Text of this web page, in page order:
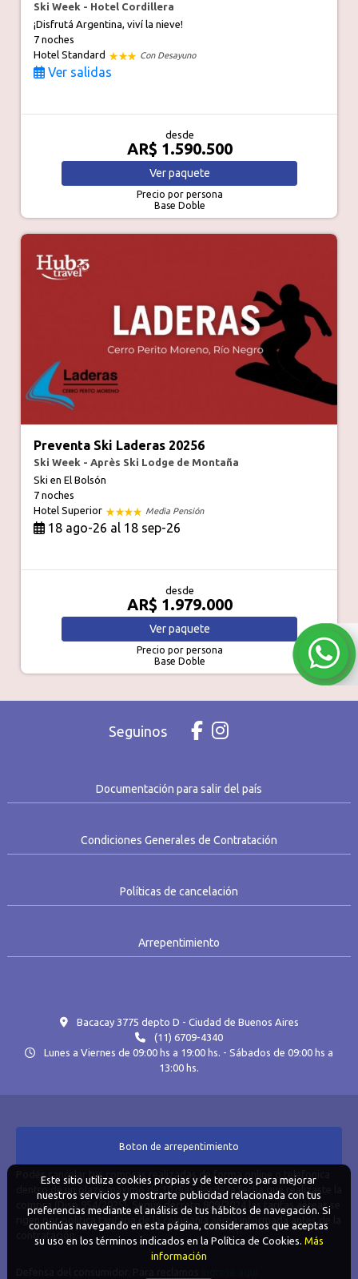
Ski Week - Hotel Cordillera
¡Disfrutá Argentina, viví la nieve!
7 noches
Hotel Standard
Con Desayuno
Ver salidas
desde
AR$ 1.590.500
Verpaquete
Precio por persona
Base Doble
Preventa Ski Laderas 20256
Ski Week - Après Ski Lodge de Montaña
Ski en El Bolsón
7 noches
Hotel Superior
Media Pensión
18 ago-26 al 18 sep-26
desde
AR$ 1.979.000
Verpaquete
Precio por persona
Base Doble
Seguinos
Documentación para salir del país
Condiciones Generales de Contratación
Políticas de cancelación
Arrepentimiento
Bacacay 3775 depto D - Ciudad de Buenos Aires
(11) 6709-4340
Lunes a Viernes de 09:00 hs a 19:00 hs. - Sábados de 09:00 hs a
13:00 hs.
Boton de arrepentimiento
Podés cancelar tus compras realizadas de forma online o telefonica
dentro de un plazo máximo de 10 días desde la fecha que realizaste la
compra (Disp.954/2025). Según decreto 809/2024 las tarifas aéreas se
rigen por política tarifaria de la compañía aérea informada antes de la
Este sitio utiliza cookies propias y de terceros para mejorar
nuestros servicios y mostrarte publicidad relacionada con tus
preferencias mediante el análisis de tus hábitos de navegación. Si
continúas navegando en esta página, consideramos que aceptas
su uso en los términos indicados en la Política de Cookies. Más
información